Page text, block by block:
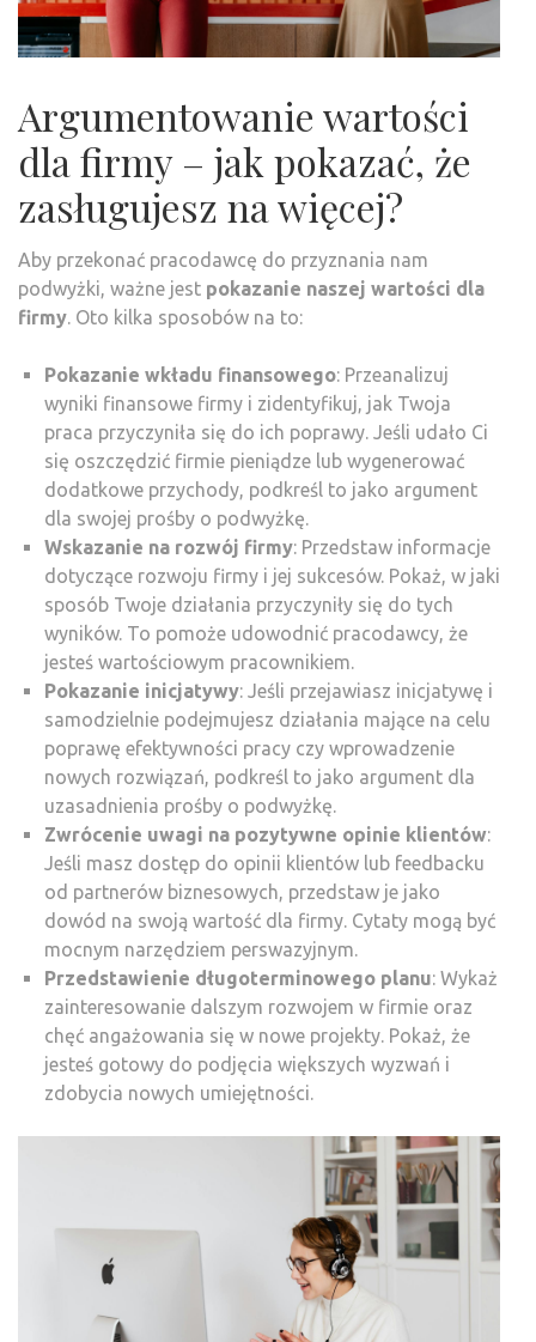
Argumentowanie wartości
dla firmy – jak pokazać, że
zasługujesz na więcej?
Aby przekonać pracodawcę do przyznania nam
podwyżki, ważne jest pokazanie naszej wartości dla
firmy. Oto kilka sposobów na to:
Pokazanie wkładu finansowego: Przeanalizuj
wyniki finansowe firmy i zidentyfikuj, jak Twoja
praca przyczyniła się do ich poprawy. Jeśli udało Ci
się oszczędzić firmie pieniądze lub wygenerować
dodatkowe przychody, podkreśl to jako argument
dla swojej prośby o podwyżkę.
Wskazanie na rozwój firmy: Przedstaw informacje
dotyczące rozwoju firmy i jej sukcesów. Pokaż, w jaki
sposób Twoje działania przyczyniły się do tych
wyników. To pomoże udowodnić pracodawcy, że
jesteś wartościowym pracownikiem.
Pokazanie inicjatywy: Jeśli przejawiasz inicjatywę i
samodzielnie podejmujesz działania mające na celu
poprawę efektywności pracy czy wprowadzenie
nowych rozwiązań, podkreśl to jako argument dla
uzasadnienia prośby o podwyżkę.
Zwrócenie uwagi na pozytywne opinie klientów:
Jeśli masz dostęp do opinii klientów lub feedbacku
od partnerów biznesowych, przedstaw je jako
dowód na swoją wartość dla firmy. Cytaty mogą być
mocnym narzędziem perswazyjnym.
Przedstawienie długoterminowego planu: Wykaż
zainteresowanie dalszym rozwojem w firmie oraz
chęć angażowania się w nowe projekty. Pokaż, że
jesteś gotowy do podjęcia większych wyzwań i
zdobycia nowych umiejętności.